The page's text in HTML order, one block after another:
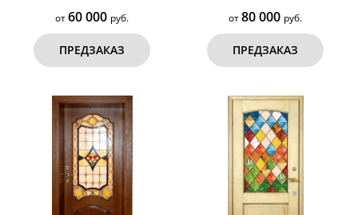
от60 000 руб.
ПРЕДЗАКАЗ
от80 000 руб.
ПРЕДЗАКАЗ